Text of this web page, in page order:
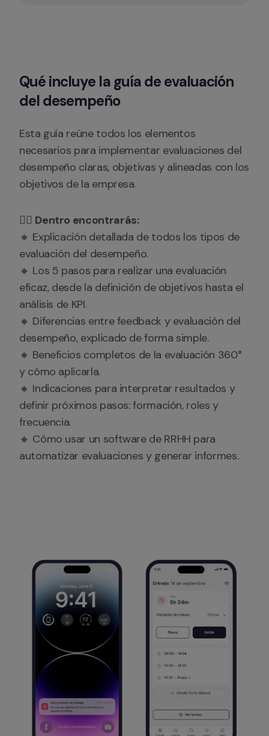
Qué incluye la guía de evaluación
del desempeño
Esta guía reúne todos los elementos
necesarios para implementar evaluaciones del
desempeño claras, objetivas y alineadas con los
objetivos de la empresa.
👉🏻 Dentro encontrarás:
🔸 Explicación detallada de todos los tipos de
evaluación del desempeño.
🔸 Los 5 pasos para realizar una evaluación
eficaz, desde la definición de objetivos hasta el
análisis de KPI.
🔸 Diferencias entre feedback y evaluación del
desempeño, explicado de forma simple.
🔸 Beneficios completos de la evaluación 360°
y cómo aplicarla.
🔸 Indicaciones para interpretar resultados y
definir próximos pasos: formación, roles y
frecuencia.
🔸 Cómo usar un software de RRHH para
automatizar evaluaciones y generar informes.